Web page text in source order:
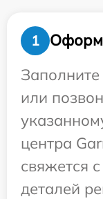
1
или
центра
свяжется
деталей